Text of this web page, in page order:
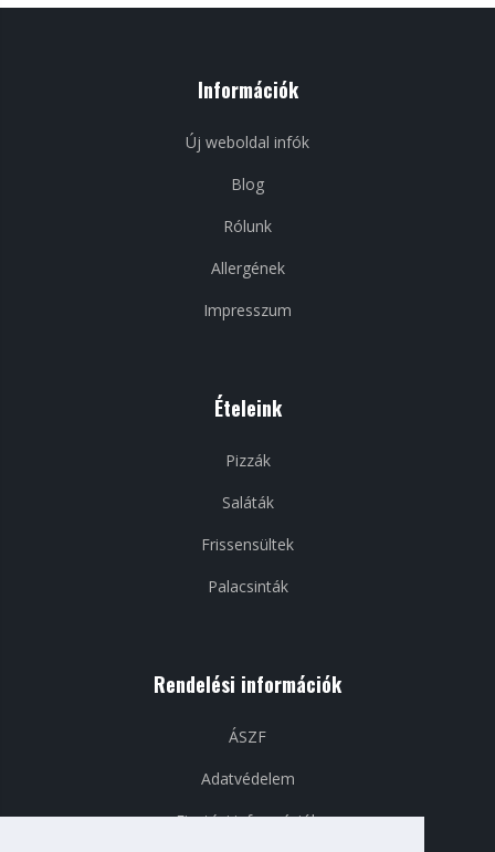
Információk
Új weboldal infók
Blog
Rólunk
Allergének
Impresszum
Ételeink
Pizzák
Saláták
Frissensültek
Palacsinták
Rendelési információk
ÁSZF
Adatvédelem
Fizetési információk